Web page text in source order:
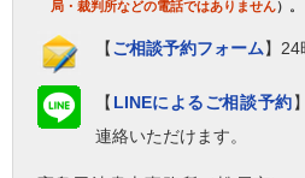
局・裁判所などの電話ではありません）。
【ご相談予約フォーム】24
【 LINEによるご相談予約
連絡いただけます。